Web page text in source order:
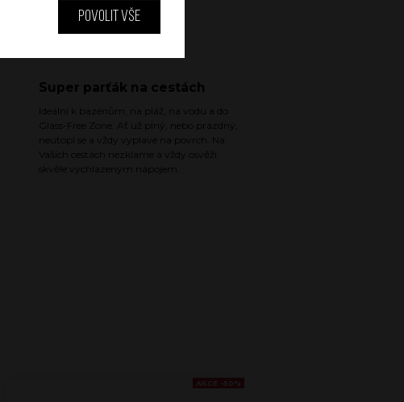
Povolit vše
Super parťák na cestách
Ideální k bazénům, na pláž, na vodu a do
Glass-Free Zone. Ať už plný, nebo prázdný,
neutopí se a vždy vyplave na povrch. Na
Vašich cestách nezklame a vždy osvěží
skvěle vychlazeným nápojem.